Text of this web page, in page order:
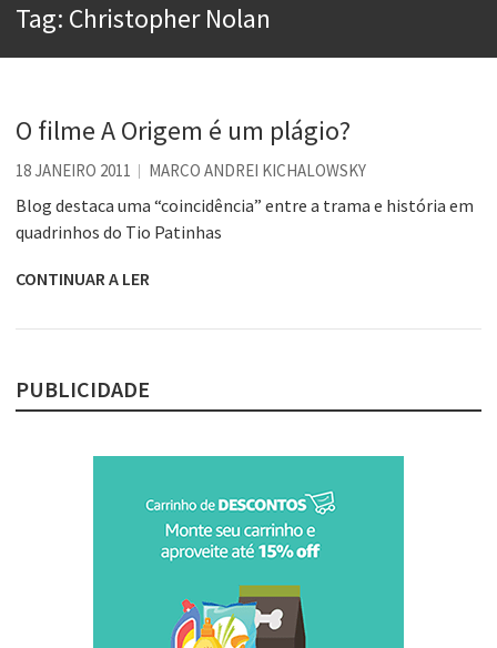
Aprender a fracassar é o segredo do sucesso
Esse tal de Rock Gaúcho
Os causos de Jorge Luis Borges
Voto obrigatório é correto?
Se queres salvar o mundo, o veganismo não é a resposta
Tag: Christopher Nolan
O filme A Origem é um plágio?
18 JANEIRO 2011 MARCO ANDREI KICHALOWSKY
Blog destaca uma “coincidência” entre a trama e história em
quadrinhos do Tio Patinhas
CONTINUAR A LER
PUBLICIDADE